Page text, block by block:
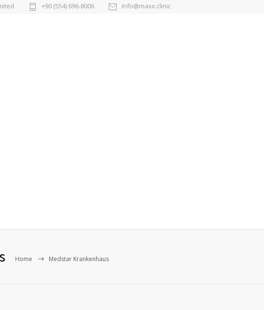
+90 (554) 696-8006 info@maxx.clinic
Home Medstar Krankenhaus